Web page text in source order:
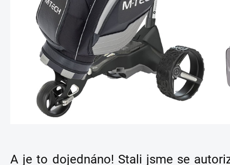
A je to dojednáno! Stali jsme se